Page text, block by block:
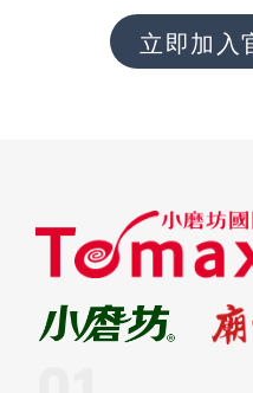
立即加入